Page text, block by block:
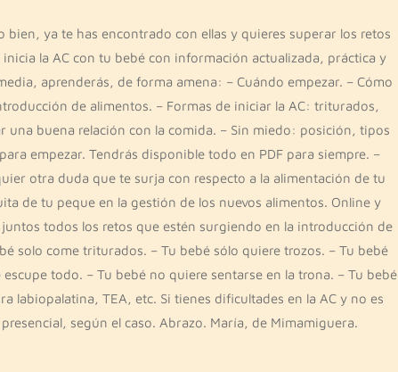
ya te has encontrado con ellas y quieres superar los retos
inicia la AC con tu bebé con información actualizada, práctica y
aprenderás, de forma amena: – Cuándo empezar. – Cómo
de alimentos. – Formas de iniciar la AC: triturados,
buena relación con la comida. – Sin miedo: posición, tipos
empezar. Tendrás disponible todo en PDF para siempre. –
otra duda que te surja con respecto a la alimentación de tu
de tu peque en la gestión de los nuevos alimentos. Online y
todos los retos que estén surgiendo en la introducción de
solo come triturados. – Tu bebé sólo quiere trozos. – Tu bebé
todo. – Tu bebé no quiere sentarse en la trona. – Tu bebé
labiopalatina, TEA, etc. Si tienes dificultades en la AC y no es
según el caso. Abrazo. María, de Mimamiguera.